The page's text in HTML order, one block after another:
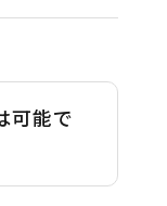
可能で